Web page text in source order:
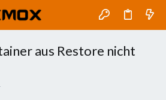
aus Restore nicht